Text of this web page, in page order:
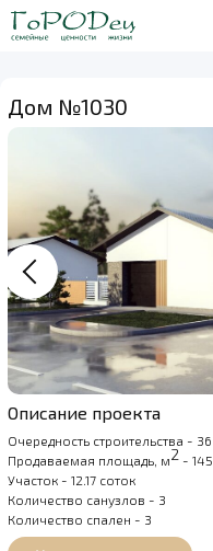
Дом №1030
Описание проекта
Очередность строительства - 36
Продаваемая площадь, м2 - 145
Участок - 12.17 соток
Количество санузлов - 3
Количество спален - 3